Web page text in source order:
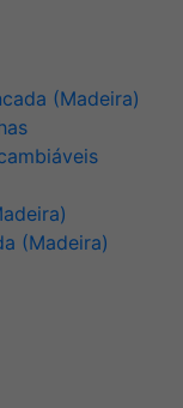
(Madeira)
(Madeira)